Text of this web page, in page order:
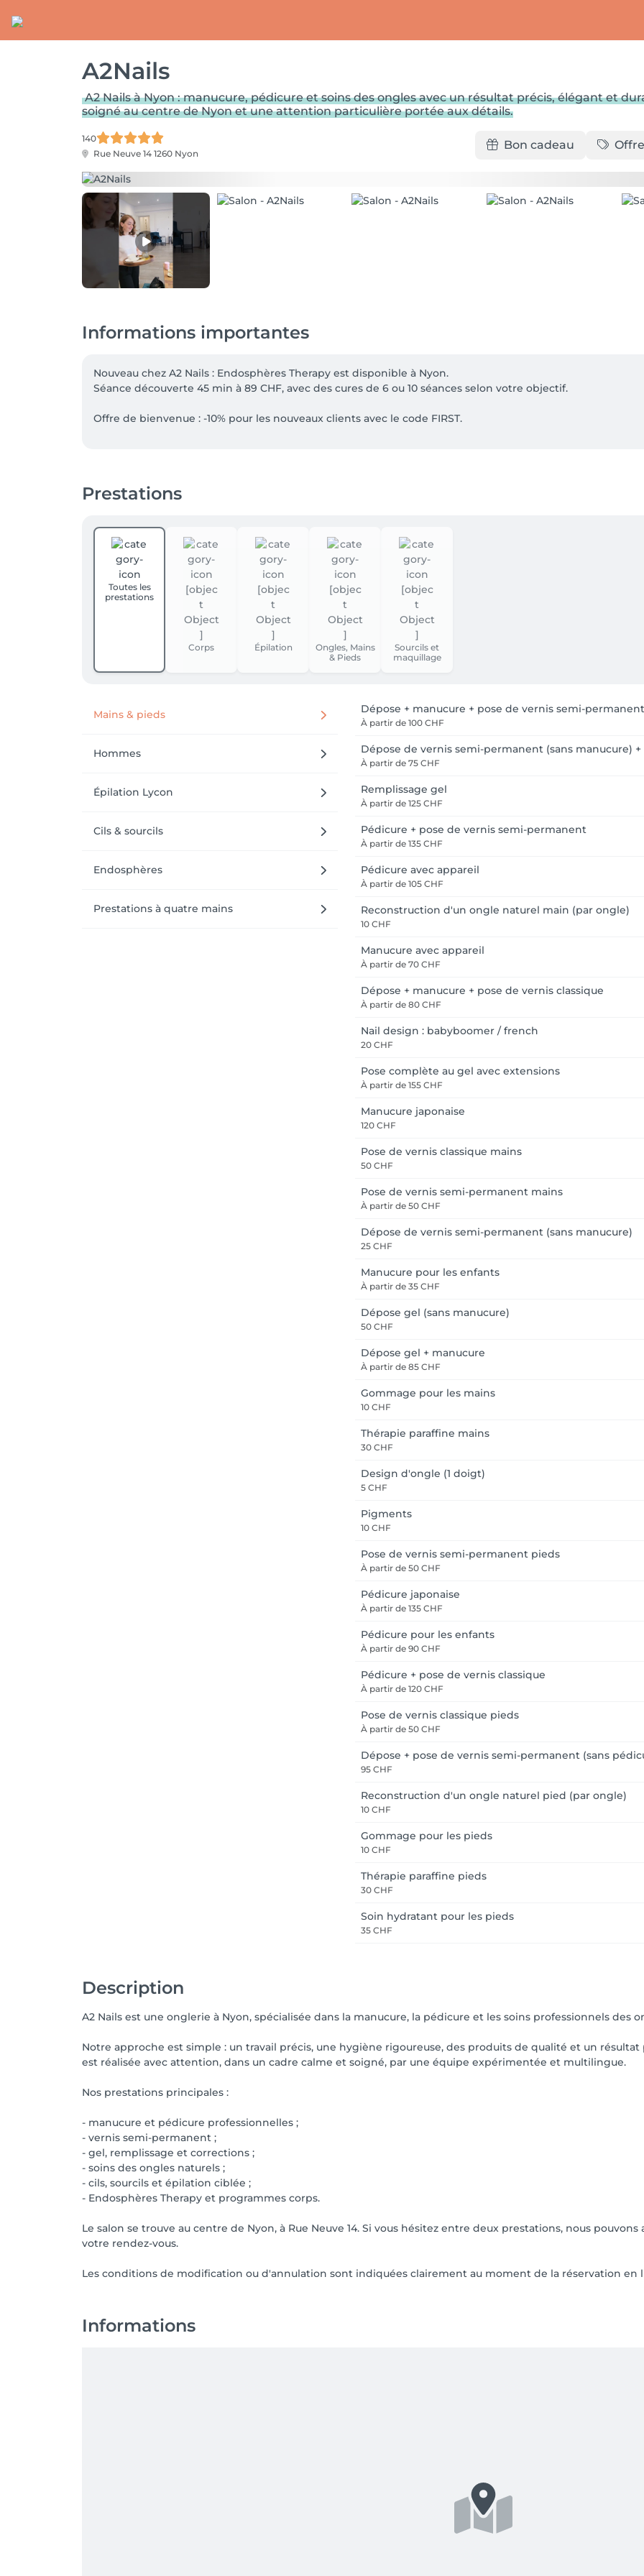
A2Nails
A2 Nails à Nyon : manucure, pédicure et soins des ongles avec un résultat précis, élégant et
soigné au centre de Nyon et une attention particulière portée aux détails.
140
Rue Neuve 14 1260 Nyon
Bon cadeau
Informations importantes
Nouveau chez A2 Nails : Endosphères Therapy est disponible à Nyon.
Séance découverte 45 min à 89 CHF, avec des cures de 6 ou 10 séances selon votre objectif.
Offre de bienvenue : -10% pour les nouveaux clients avec le code FIRST.
Prestations
Toutes les
prestations
Corps Épilation
Ongles, Mains
& Pieds
Sourcils et
maquillage
Mains & pieds
Hommes
Épilation Lycon
Cils & sourcils
Endosphères
Prestations à quatre mains
Dépose + manucure + pose de vernis semi-permanent
À partir de 100 CHF
Dépose de vernis semi-permanent (sans manucure)
À partir de 75 CHF
Remplissage gel
À partir de 125 CHF
Pédicure + pose de vernis semi-permanent
À partir de 135 CHF
Pédicure avec appareil
À partir de 105 CHF
Reconstruction d'un ongle naturel main (par ongle)
10 CHF
Manucure avec appareil
À partir de 70 CHF
Dépose + manucure + pose de vernis classique
À partir de 80 CHF
Nail design : babyboomer / french
20 CHF
Pose complète au gel avec extensions
À partir de 155 CHF
Manucure japonaise
120 CHF
Pose de vernis classique mains
50 CHF
Pose de vernis semi-permanent mains
À partir de 50 CHF
Dépose de vernis semi-permanent (sans manucure)
25 CHF
Manucure pour les enfants
À partir de 35 CHF
Dépose gel (sans manucure)
50 CHF
Dépose gel + manucure
À partir de 85 CHF
Gommage pour les mains
10 CHF
Thérapie paraffine mains
30 CHF
Design d'ongle (1 doigt)
5 CHF
Pigments
10 CHF
Pose de vernis semi-permanent pieds
À partir de 50 CHF
Pédicure japonaise
À partir de 135 CHF
Pédicure pour les enfants
À partir de 90 CHF
Pédicure + pose de vernis classique
À partir de 120 CHF
Pose de vernis classique pieds
À partir de 50 CHF
Dépose + pose de vernis semi-permanent (sans
95 CHF
Reconstruction d'un ongle naturel pied (par ongle)
10 CHF
Gommage pour les pieds
10 CHF
Thérapie paraffine pieds
30 CHF
Soin hydratant pour les pieds
35 CHF
Description
A2 Nails est une onglerie à Nyon, spécialisée dans la manucure, la pédicure et les soins professionnels des
Notre approche est simple : un travail précis, une hygiène rigoureuse, des produits de qualité et un
est réalisée avec attention, dans un cadre calme et soigné, par une équipe expérimentée et multilingue.
Nos prestations principales :
- manucure et pédicure professionnelles ;
- vernis semi-permanent ;
- gel, remplissage et corrections ;
- soins des ongles naturels ;
- cils, sourcils et épilation ciblée ;
- Endosphères Therapy et programmes corps.
Le salon se trouve au centre de Nyon, à Rue Neuve 14. Si vous hésitez entre deux prestations, nous
votre rendez-vous.
Les conditions de modification ou d'annulation sont indiquées clairement au moment de la réservation en
Informations